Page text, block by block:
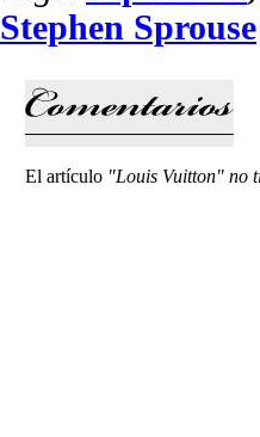
Stephen Sprouse
El artículo "Louis Vuitton" no